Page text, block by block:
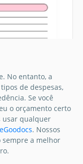
para Pastel
No entanto, a
de despesas,
Se você
o orçamento certo
usar qualquer
. Nossos
sempre a melhor